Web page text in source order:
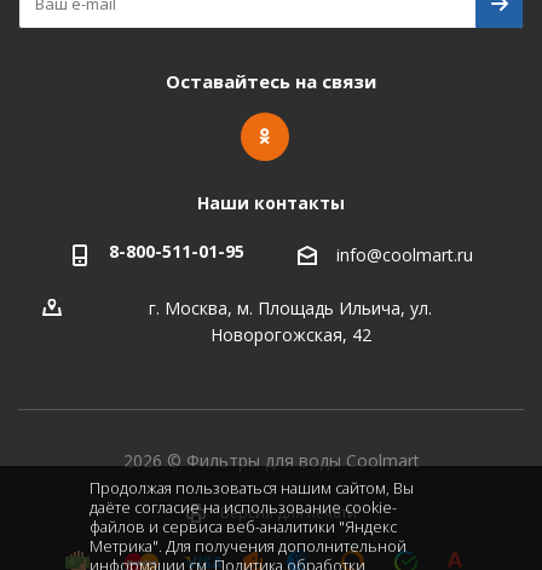
Оставайтесь на связи
Наши контакты
8-800-511-01-95 info@coolmart.ru
г. Москва, м. Площадь Ильича, ул.
Новорогожская, 42
2026 © Фильтры для воды Coolmart
Версия для печати
Продолжая пользоваться нашим сайтом, Вы
даёте согласие на использование cookie-
файлов и сервиса веб-аналитики "Яндекс
Метрика". Для получения дополнительной
информации см.Политика обработки